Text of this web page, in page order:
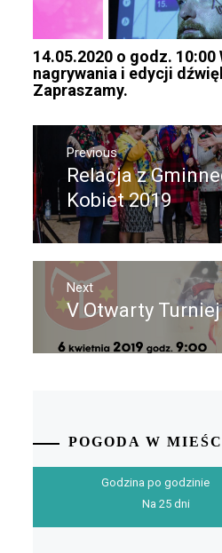
14.05.2020 o godz.
nagrywania i edycji
Zapraszamy.
Nawigacja
wpisuPrevious
Previous
post:
Relacja z
Kobiet 2019
Next
Next
post:
V Otwarty
POGODA W
Godzina po godzinie
Na 25 dni